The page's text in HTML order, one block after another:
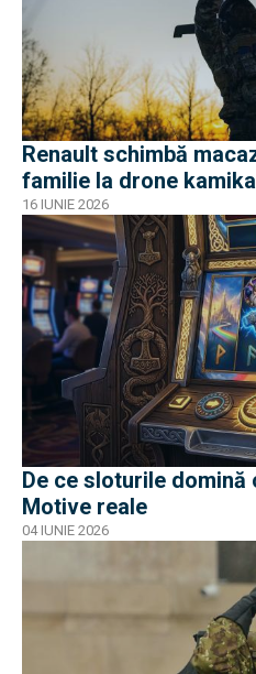
Renault schimbă
familie la drone
16 IUNIE 2026
De ce sloturile domină
Motive reale
04 IUNIE 2026